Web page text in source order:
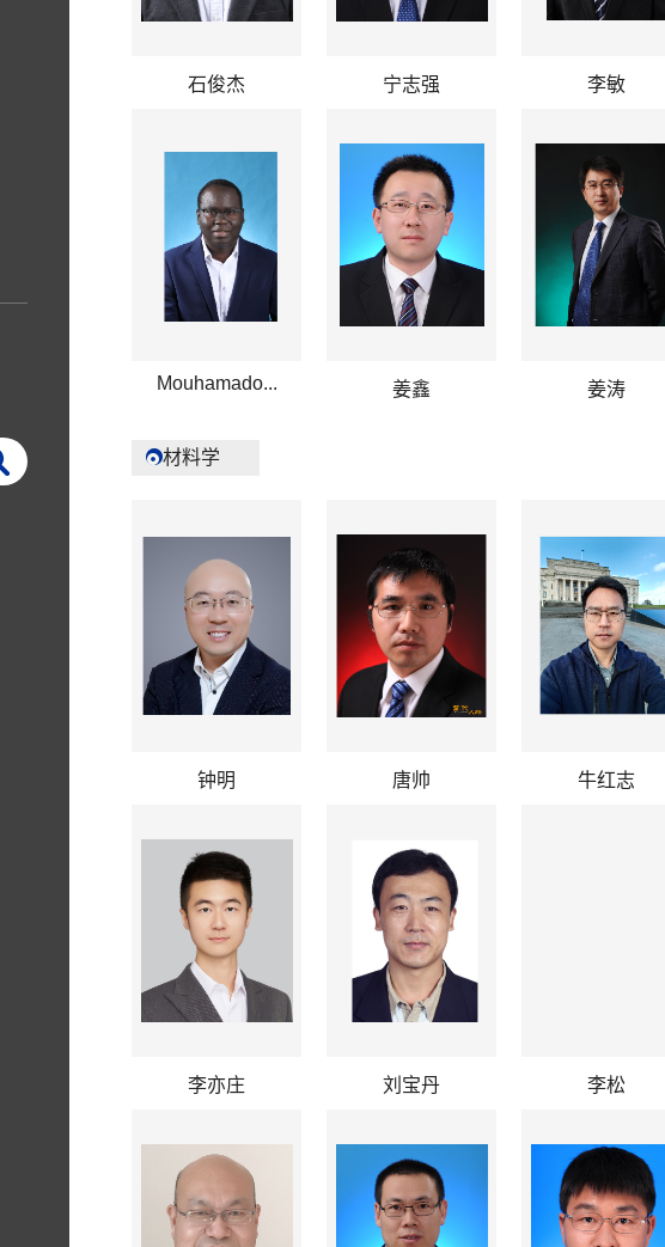
石俊杰 宁志强 李敏
Mouhamado... 姜鑫 姜涛
材料学
钟明 唐帅 牛红志
李亦庄 刘宝丹 李松